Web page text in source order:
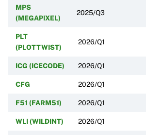
MPS
(MEGAPIXEL)
2025/Q3
PLT
(PLOTTWIST)
2026/Q1
ICG (ICECODE) 2026/Q1
CFG 2026/Q1
F51 (FARM51) 2026/Q1
WLI (WILDINT) 2026/Q1